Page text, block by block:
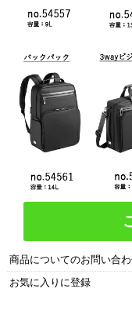
商品についてのお問い合
お気に入りに登録